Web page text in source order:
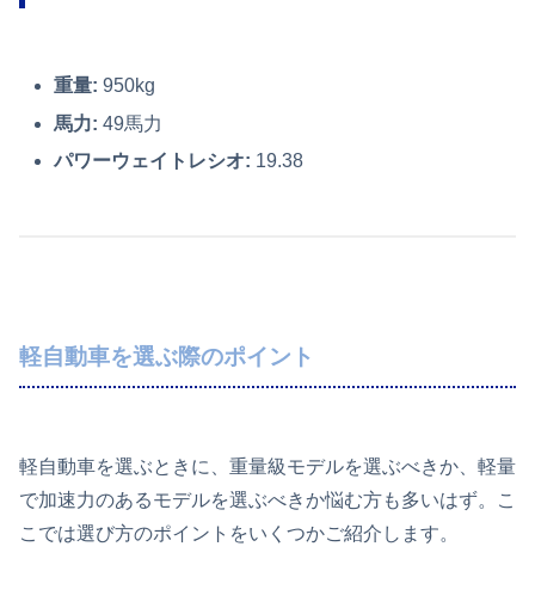
重量: 950kg
馬力: 49馬力
パワーウェイトレシオ: 19.38
軽自動車を選ぶ際のポイント
軽自動車を選ぶときに、重量級モデルを選ぶべきか、軽量
で加速力のあるモデルを選ぶべきか悩む方も多いはず。こ
こでは選び方のポイントをいくつかご紹介します。